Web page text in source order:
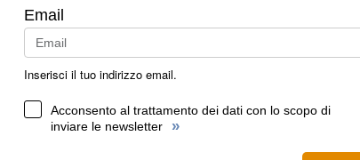
Email
Inserisci il tuo indirizzo email.
Acconsento al trattamento dei dati con lo scopo di
inviare le newsletter
»